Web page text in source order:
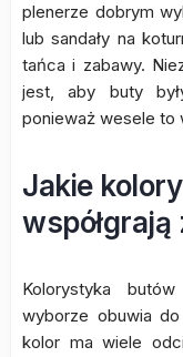
plenerze dobrym
lub sandały na
tańca i zabawy.
jest, aby buty
ponieważ wesele to
Jakie
współgrają
Kolorystyka
wyborze obuwia
kolor ma wiele